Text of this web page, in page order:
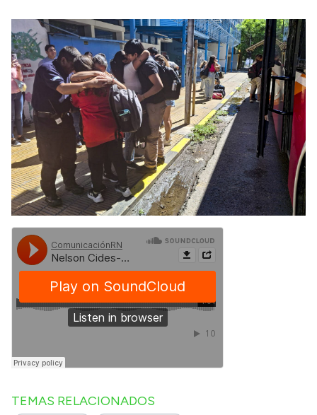
TEMAS RELACIONADOS